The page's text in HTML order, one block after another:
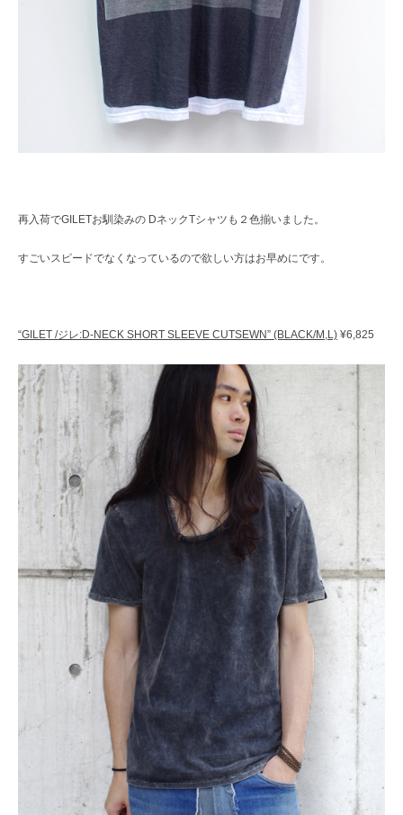
再入荷でGILETお馴染みの DネックTシャツも２色揃いました。
すごいスピードでなくなっているので欲しい方はお早めにです。
“GILET /ジレ:D-NECK SHORT SLEEVE CUTSEWN” (BLACK/M,L) ¥6,825